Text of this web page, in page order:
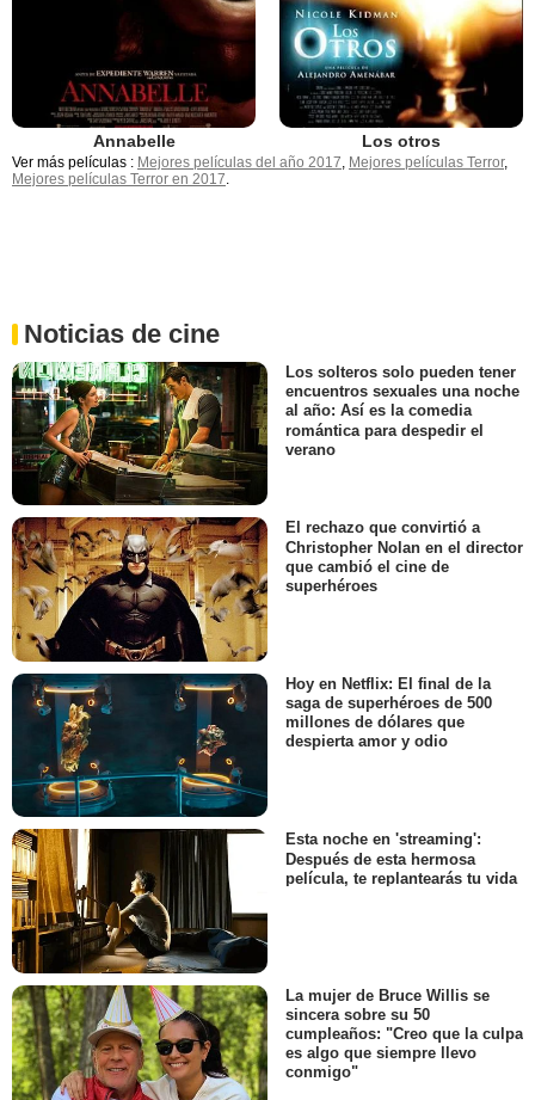
Annabelle Los otros
Ver más películas : Mejores películas del año 2017, Mejores películas Terror,
Mejores películas Terror en 2017.
Noticias de cine
Los solteros solo pueden tener
encuentros sexuales una noche
al año: Así es la comedia
romántica para despedir el
verano
El rechazo que convirtió a
Christopher Nolan en el director
que cambió el cine de
superhéroes
Hoy en Netflix: El final de la
saga de superhéroes de 500
millones de dólares que
despierta amor y odio
Esta noche en 'streaming':
Después de esta hermosa
película, te replantearás tu vida
La mujer de Bruce Willis se
sincera sobre su 50
cumpleaños: "Creo que la culpa
es algo que siempre llevo
conmigo"